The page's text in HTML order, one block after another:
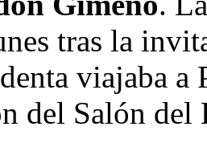
tras la
viajaba a
del Salón del